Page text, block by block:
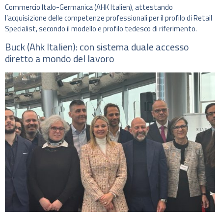
Commercio Italo-Germanica (AHK Italien), attestando
l’acquisizione delle competenze professionali per il profilo di Retail
Specialist, secondo il modello e profilo tedesco di riferimento.
Buck (Ahk Italien): con sistema duale accesso
diretto a mondo del lavoro